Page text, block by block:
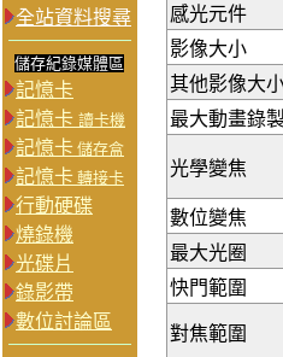
全站資料搜尋
儲存紀錄媒體區
記憶卡
記憶卡 讀卡機
記憶卡 儲存盒
記憶卡 轉接卡
行動硬碟
燒錄機
光碟片
錄影帶
數位討論區
感光元件
影像大小
其他影像大
最大動畫錄
光學變焦
數位變焦
最大光圈
快門範圍
對焦範圍